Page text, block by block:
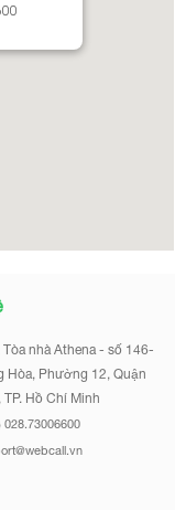
Tòa nhà Athena - số 146-
Hòa, Phường 12, Quận
TP. Hồ Chí Minh
028.73006600